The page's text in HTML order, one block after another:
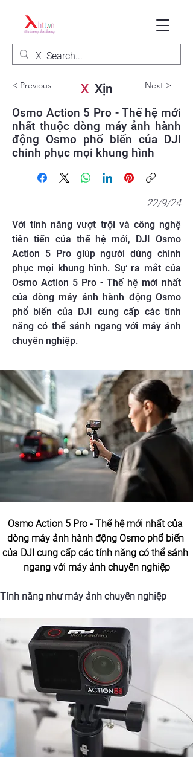
< Previous XXịn Next >
Osmo Action 5 Pro - Thế hệ mới
nhất thuộc dòng máy ảnh hành
động Osmo phổ biến của DJI
chinh phục mọi khung hình
22/9/24
Với tính năng vượt trội và công nghệ
tiên tiến của thế hệ mới, DJI Osmo
Action 5 Pro giúp người dùng chinh
phục mọi khung hình. Sự ra mắt của
Osmo Action 5 Pro - Thế hệ mới nhất
của dòng máy ảnh hành động Osmo
phổ biến của DJI cung cấp các tính
năng có thể sánh ngang với máy ảnh
chuyên nghiệp.
Osmo Action 5 Pro - Thế hệ mới nhất của
dòng máy ảnh hành động Osmo phổ biến
của DJI cung cấp các tính năng có thể sánh
ngang với máy ảnh chuyên nghiệp
Tính năng như máy ảnh chuyên nghiệp